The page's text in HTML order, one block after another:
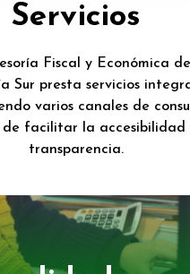
Servicios
Fiscal y Económica de
Sur presta servicios
varios canales de
de facilitar la accesibilidad
transparencia.